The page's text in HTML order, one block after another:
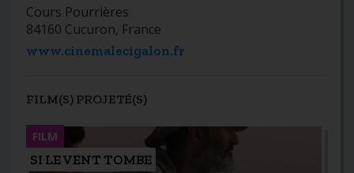
Cours Pourrières
84160 Cucuron, France
www.cinemalecigalon.fr
FILM(S) PROJETÉ(S)
SI LE VENT TOMBE
FILM